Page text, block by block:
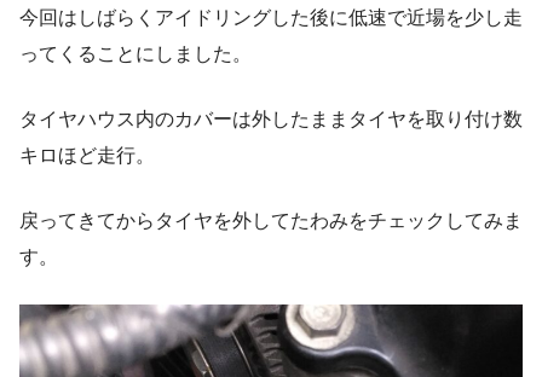
今回はしばらくアイドリングした後に低速で近場を少し走
ってくることにしました。
タイヤハウス内のカバーは外したままタイヤを取り付け数
キロほど走行。
戻ってきてからタイヤを外してたわみをチェックしてみま
す。